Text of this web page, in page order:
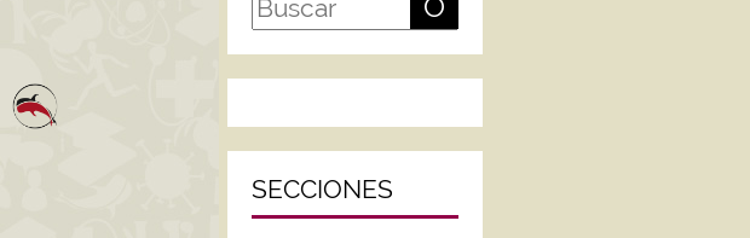
O
SECCIONES